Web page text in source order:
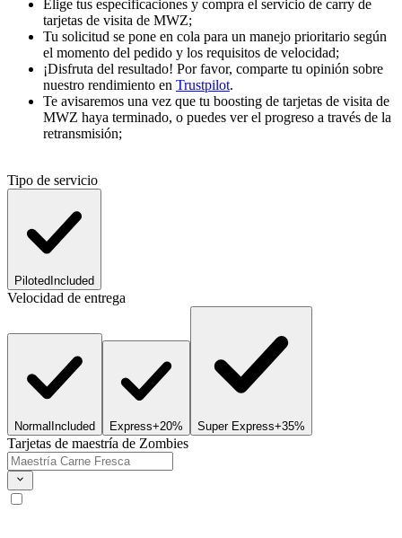
Elige tus especificaciones y compra el servicio de carry de
tarjetas de visita de MWZ;
Tu solicitud se pone en cola para un manejo prioritario según
el momento del pedido y los requisitos de velocidad;
¡Disfruta del resultado! Por favor, comparte tu opinión sobre
nuestro rendimiento en Trustpilot.
Te avisaremos una vez que tu boosting de tarjetas de visita de
MWZ haya terminado, o puedes ver el progreso a través de la
retransmisión;
Tipo de servicio
Piloted Included
Velocidad de entrega
Normal Included Express+20% Super Express+35%
Tarjetas de maestría de Zombies